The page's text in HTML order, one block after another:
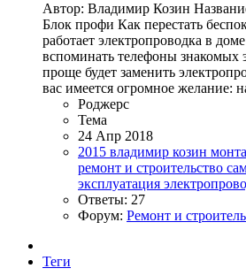
Автор: Владимир Козин
Блок профи Как перестать
работает электропроводка в
вспоминать телефоны знакомых
проще будет заменить
вас имеется огромное желание:
Роджерc
Тема
24 Апр 2018
2015 владимир козин
ремонт и строительство
эксплуатация
Ответы: 27
Форум: Ремонт и
Теги